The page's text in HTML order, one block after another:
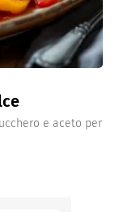
e aceto per